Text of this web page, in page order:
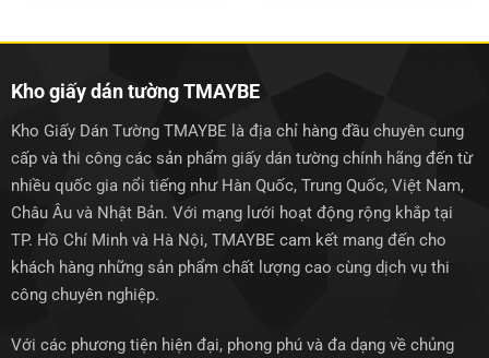
Kho giấy dán tường TMAYBE
Kho Giấy Dán Tường TMAYBE là địa chỉ hàng đầu chuyên cung
cấp và thi công các sản phẩm giấy dán tường chính hãng đến từ
nhiều quốc gia nổi tiếng như Hàn Quốc, Trung Quốc, Việt Nam,
Châu Âu và Nhật Bản. Với mạng lưới hoạt động rộng khắp tại
TP. Hồ Chí Minh và Hà Nội, TMAYBE cam kết mang đến cho
khách hàng những sản phẩm chất lượng cao cùng dịch vụ thi
công chuyên nghiệp.
Với các phương tiện hiện đại, phong phú và đa dạng về chủng